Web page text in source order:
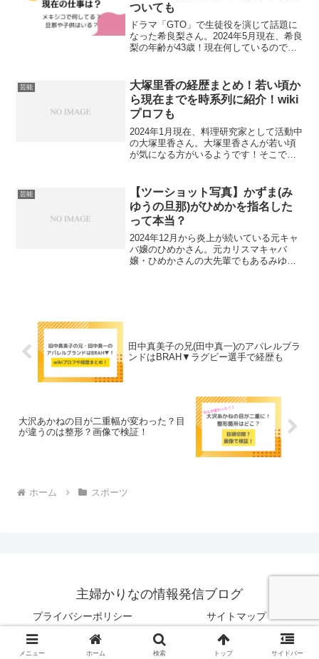
ついても
ドラマ「GTO」で生徒役を演じて話題に
なった希良梨さん。2024年5月現在、希良
梨の年齢が43歳！現在何しているのでし
供はいるの？について詳しく調査しまし
た。希良梨(G...
芸能
大塚里香の経歴まとめ！若い頃か
ら現在までを時系列に紹介！wiki
プロフも
2024年1月現在、料理研究家として活動中
の大塚里香さん。大塚里香さんが若い頃
が気になる方がいるようです！そこで今
く調査しました。大塚里香の経歴まと
め！若い頃から...
芸能
【ツーショット写真】かずま(み
ゆうの旦那)がひめかを指名した
って本当？
2024年12月から炎上が続いている元キャ
バ嬢のひめかさん。元カリスマキャバ
嬢・ひめかさんの大先輩でもあるみゆう
田中真美子の兄(田中真一)のアパレルブラ
ンドはBRAH▼ラグビー選手で経歴も
大沢あかねの目が二重幅が変わった？目
が違うのは整形？画像で検証！
ホーム スポーツ
主婦かりなの情報発信ブログ
プライバシーポリシー サイトマップ
© 2022 主婦かりなの情報発信ブログ.
メニュー ホーム 検索 トップ サイドバー